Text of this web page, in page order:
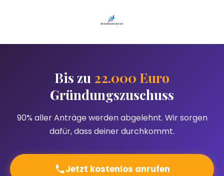
Bis zu 22.000 Euro
Gründungszuschuss
90% aller Anträge werden abgelehnt. Wir sorgen
dafür, dass deiner durchkommt.
Jetzt kostenlos anrufen